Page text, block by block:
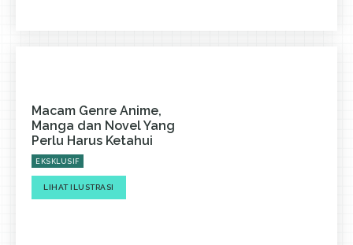
Macam Genre Anime,
Manga dan Novel Yang
Perlu Harus Ketahui
EKSKLUSIF
LIHAT ILUSTRASI